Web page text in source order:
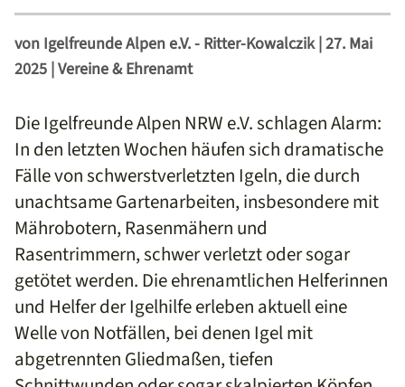
von Igelfreunde Alpen e.V. - Ritter-Kowalczik| 27. Mai
2025| Vereine & Ehrenamt
Die Igelfreunde Alpen NRW e.V. schlagen Alarm:
In den letzten Wochen häufen sich dramatische
Fälle von schwerstverletzten Igeln, die durch
unachtsame Gartenarbeiten, insbesondere mit
Mährobotern, Rasenmähern und
Rasentrimmern, schwer verletzt oder sogar
getötet werden. Die ehrenamtlichen Helferinnen
und Helfer der Igelhilfe erleben aktuell eine
Welle von Notfällen, bei denen Igel mit
abgetrennten Gliedmaßen, tiefen